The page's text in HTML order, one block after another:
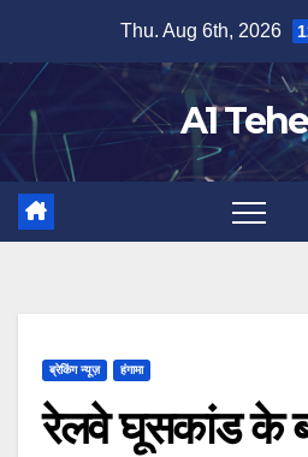
content
Thu. Aug 6th, 2026
A1
ब्रेकिंग न्यूज़ हंगामा
रेलवे घूसकांड के